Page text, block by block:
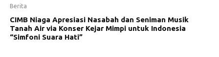
Berita
CIMB Niaga Apresiasi Nasabah dan Seniman Musik
Tanah Air via Konser Kejar Mimpi untuk Indonesia
“Simfoni Suara Hati”